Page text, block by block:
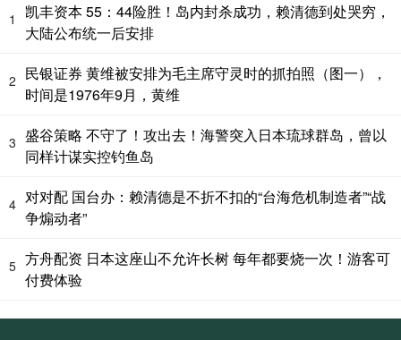
1
凯丰资本 55：44险胜！岛内封杀成功，赖清德到处哭穷，
大陆公布统一后安排
2 民银证券 黄维被安排为毛主席守灵时的抓拍照（图一），
时间是1976年9月，黄维
3 盛谷策略 不守了！攻出去！海警突入日本琉球群岛，曾以
同样计谋实控钓鱼岛
4 对对配 国台办：赖清德是不折不扣的“台海危机制造者”“战
争煽动者”
5 方舟配资 日本这座山不允许长树 每年都要烧一次！游客可
付费体验